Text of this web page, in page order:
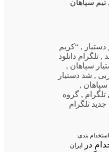
سپاهان
, “کریم
, تلگرام دانلود
سپاهان ,
, شد دستیار
,
تلگرام , گروه
تلگرام
استخدام بندی:
در ایران